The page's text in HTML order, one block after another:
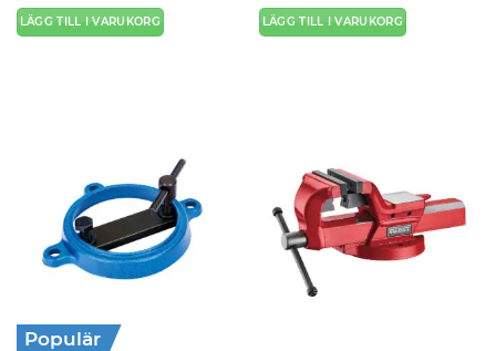
LÄGG TILL I VARUKORG LÄGG TILL I VARUKORG
Populär